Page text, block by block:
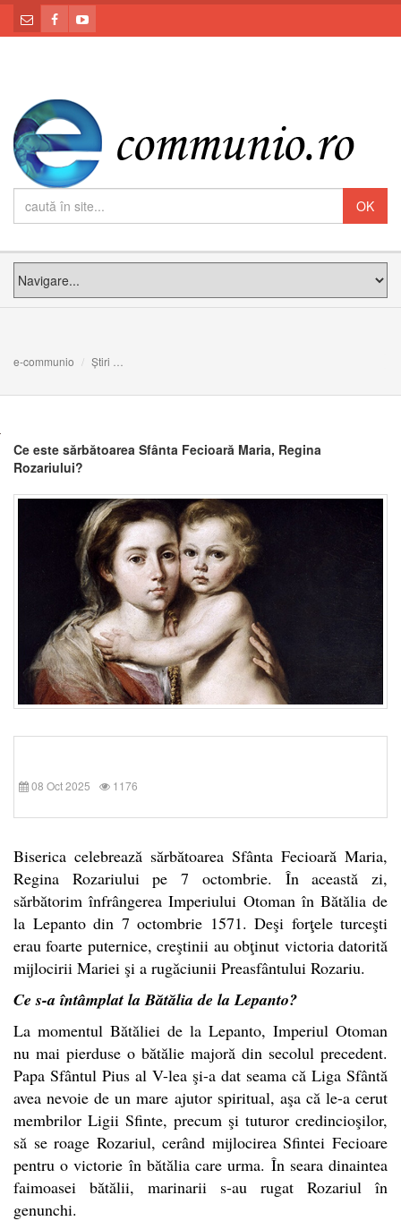
e-communio Știri
Ce este sărbătoarea Sfânta Fecioară Maria, Regina
Rozariului?
08 Oct 2025 1176
Biserica celebrează sărbătoarea Sfânta Fecioară Maria,
Regina Rozariului pe 7 octombrie. În această zi,
sărbătorim înfrângerea Imperiului Otoman în Bătălia de
la Lepanto din 7 octombrie 1571. Deşi forţele turceşti
erau foarte puternice, creştinii au obţinut victoria datorită
mijlocirii Mariei şi a rugăciunii Preasfântului Rozariu.
Ce s-a întâmplat la Bătălia de la Lepanto?
La momentul Bătăliei de la Lepanto, Imperiul Otoman
nu mai pierduse o bătălie majoră din secolul precedent.
Papa Sfântul Pius al V-lea şi-a dat seama că Liga Sfântă
avea nevoie de un mare ajutor spiritual, aşa că le-a cerut
membrilor Ligii Sfinte, precum şi tuturor credincioşilor,
să se roage Rozariul, cerând mijlocirea Sfintei Fecioare
pentru o victorie în bătălia care urma. În seara dinaintea
faimoasei bătălii, marinarii s-au rugat Rozariul în
genunchi.